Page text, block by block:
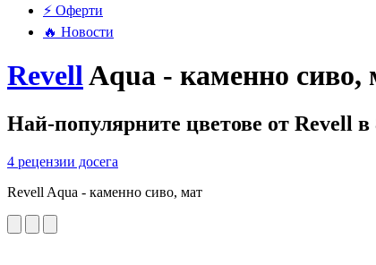
⚡ Оферти
🔥 Новости
RevellAqua - каменно сиво,
Най-популярните цветове от Revell
4 рецензии досега
Revell Aqua - каменно сиво, мат